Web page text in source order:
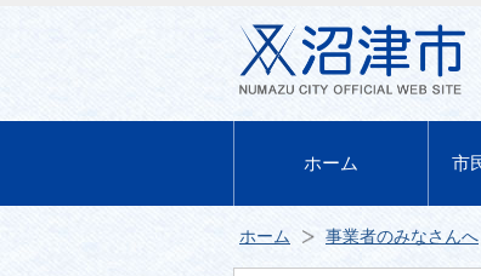
ホーム 市
ホーム 事業者のみなさんへ